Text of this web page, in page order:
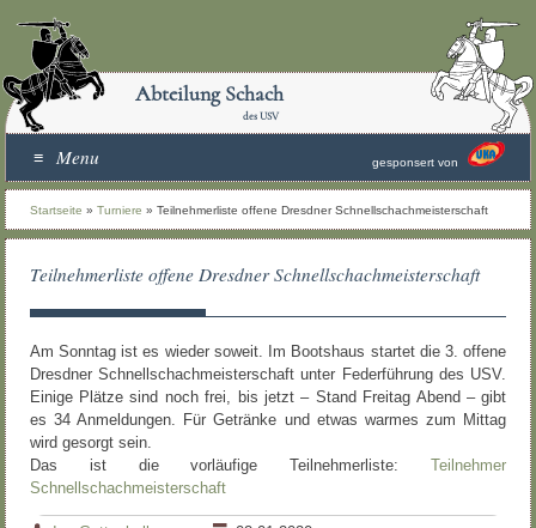
Abteilung Schach
des USV
gesponsert von
Menu
Startseite » Turniere » Teilnehmerliste offene Dresdner Schnellschachmeisterschaft
Teilnehmerliste offene Dresdner Schnellschachmeisterschaft
Am Sonntag ist es wieder soweit. Im Bootshaus startet die 3. offene
Dresdner Schnellschachmeisterschaft unter Federführung des USV.
Einige Plätze sind noch frei, bis jetzt – Stand Freitag Abend – gibt
es 34 Anmeldungen. Für Getränke und etwas warmes zum Mittag
wird gesorgt sein.
Das ist die vorläufige Teilnehmerliste:Teilnehmer
Schnellschachmeisterschaft